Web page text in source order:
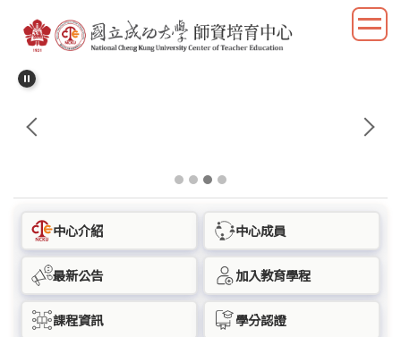
要
中心介紹 中心成員
最新公告 加入教育學程
課程資訊 學分認證